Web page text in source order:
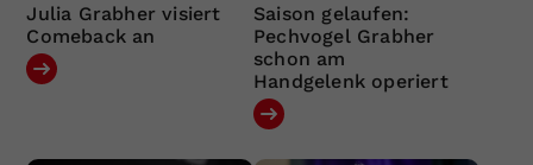
Julia Grabher visiert
Comeback an
Saison gelaufen:
Pechvogel Grabher
schon am
Handgelenk operiert